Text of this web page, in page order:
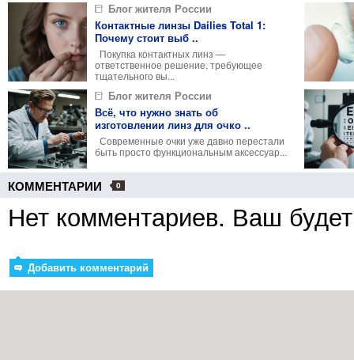
Блог жителя России
Контактные линзы Dailies Total 1:
Почему стоит выб ..
Покупка контактных линз —
ответственное решение, требующее
тщательного вы...
Блог жителя России
Всё, что нужно знать об
изготовлении линз для очко ..
Современные очки уже давно перестали
быть просто функциональным аксессуар...
0
КОММЕНТАРИИ
Нет комментариев. Ваш
Добавить комментарий